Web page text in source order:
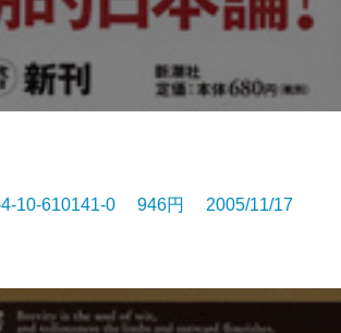
10-610141-0 946円 2005/11/17